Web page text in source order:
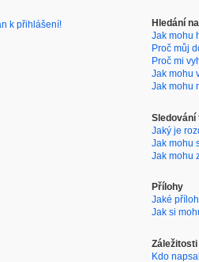
k přihlášení!
Hledání
Jak mohu
Proč můj
Proč mi
Jak mohu
Jak mohu
Sledování
Jaký je
Jak mohu
Jak mohu
Přílohy
Jaké
Jak si
Kdo